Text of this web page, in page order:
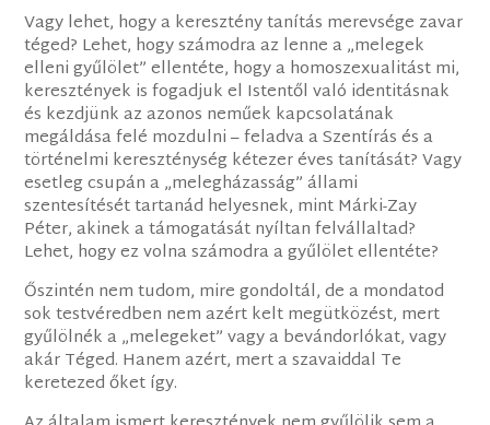
Vagy lehet, hogy a keresztény tanítás merevsége zavar
téged? Lehet, hogy számodra az lenne a „melegek
elleni gyűlölet” ellentéte, hogy a homoszexualitást mi,
keresztények is fogadjuk el Istentől való identitásnak
és kezdjünk az azonos neműek kapcsolatának
megáldása felé mozdulni – feladva a Szentírás és a
történelmi kereszténység kétezer éves tanítását? Vagy
esetleg csupán a „melegházasság” állami
szentesítését tartanád helyesnek, mint Márki-Zay
Péter, akinek a támogatását nyíltan felvállaltad?
Lehet, hogy ez volna számodra a gyűlölet ellentéte?
Őszintén nem tudom, mire gondoltál, de a mondatod
sok testvéredben nem azért kelt megütközést, mert
gyűlölnék a „melegeket” vagy a bevándorlókat, vagy
akár Téged. Hanem azért, mert a szavaiddal Te
keretezed őket így.